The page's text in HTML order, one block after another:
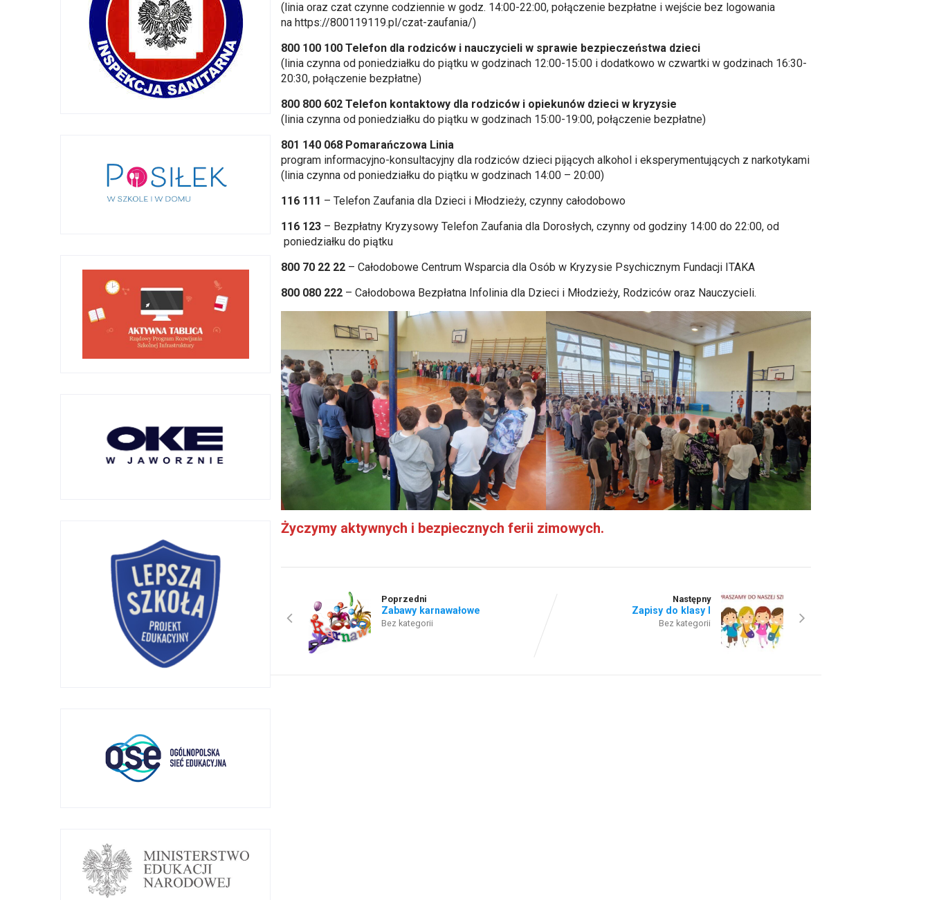
(linia oraz czat czynne codziennie w godz. 14:00-22:00, połączenie bezpłatne i wejście bez logowania
na https://800119119.pl/czat-zaufania/)
800 100 100 Telefon dla rodziców i nauczycieli w sprawie bezpieczeństwa dzieci
(linia czynna od poniedziałku do piątku w godzinach 12:00-15:00 i dodatkowo w czwartki w godzinach 16:30-
20:30, połączenie bezpłatne)
800 800 602 Telefon kontaktowy dla rodziców i opiekunów dzieci w kryzysie
(linia czynna od poniedziałku do piątku w godzinach 15:00-19:00, połączenie bezpłatne)
801 140 068 Pomarańczowa Linia
program informacyjno-konsultacyjny dla rodziców dzieci pijących alkohol i eksperymentujących z narkotykami
(linia czynna od poniedziałku do piątku w godzinach 14:00 – 20:00)
116 111 – Telefon Zaufania dla Dzieci i Młodzieży, czynny całodobowo
116 123 – Bezpłatny Kryzysowy Telefon Zaufania dla Dorosłych, czynny od godziny 14:00 do 22:00, od
poniedziałku do piątku
800 70 22 22 – Całodobowe Centrum Wsparcia dla Osób w Kryzysie Psychicznym Fundacji ITAKA
800 080 222 – Całodobowa Bezpłatna Infolinia dla Dzieci i Młodzieży, Rodziców oraz Nauczycieli.
Życzymy aktywnych i bezpiecznych ferii zimowych.
Poprzedni
Zabawy karnawałowe
Bez kategorii
Następny
Zapisy do klasy I
Bez kategorii